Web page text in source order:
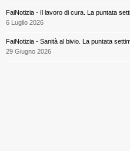
FaiNotizia - Il lavoro di cura. La puntata
6 Luglio 2026
FaiNotizia - Sanità al bivio. La puntata
29 Giugno 2026